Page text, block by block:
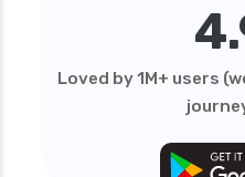
global health
group health
health and disability
Loved by 1M+ users